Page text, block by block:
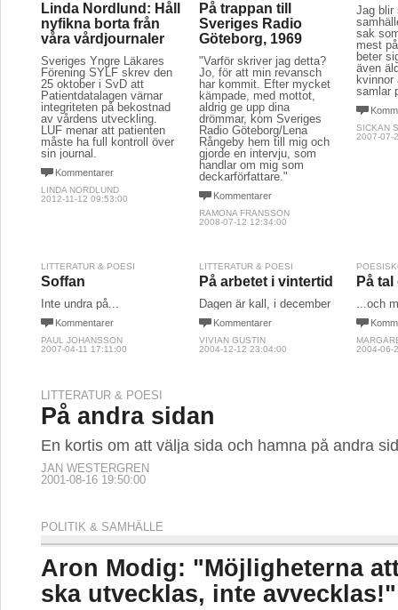
Linda Nordlund: Håll
nyfikna borta från
våra vårdjournaler
Sveriges Yngre Läkares
Förening SYLF skrev den
25 oktober i SvD att
Patientdatalagen värnar
integriteten på bekostnad
av vårdens utveckling.
LUF menar att patienten
måste ha full kontroll över
sin journal.
Kommentarer
LINDA NORDLUND
2012-11-12 09:53:00
På trappan till
Sveriges Radio
Göteborg, 1969
"Varför skriver jag detta?
Jo, för att min revansch
har kommit. Efter mycket
kämpade, med mottot,
aldrig ge upp dina
drömmar, kom Sveriges
Radio Göteborg/Lena
Rångeby hem till mig och
gjorde en intervju, som
handlar om mig som
deckarförfattare."
Kommentarer
RAMONA FRANSSON
2008-07-12 12:34:00
Jag blir
sak
mest
beter
även
kvinnor
samlar
SICKAN
2007-07-
LITTERATUR & POESI
Soffan
Inte undra på...
Kommentarer
PAUL JOHANSSON
2007-04-11 17:11:00
LITTERATUR & POESI
På arbetet i vintertid
Dagen är kall, i december
Kommentarer
VIVIAN GUSTIN
2004-12-12 23:04:00
På
...och
2004-06-
LITTERATUR & POESI
På andra sidan
En kortis om att välja sida och hamna på andra
JAN WESTERGREN
2001-08-16 19:50:00
POLITIK & SAMHÄLLE
Aron Modig: "Möjligheterna
ska utvecklas, inte avvecklas!"